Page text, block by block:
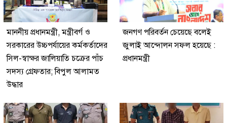
মাননীয় প্রধানমন্ত্রী, মন্ত্রীবর্গ ও
সরকারের উচ্চপর্যায়ের কর্মকর্তাদের
সিল-স্বাক্ষর জালিয়াতি চক্রের পাঁচ
সদস্য গ্রেফতার; বিপুল আলামত
উদ্ধার
জনগণ পরিবর্তন চেয়েছে বলেই
জুলাই আন্দোলন সফল হয়েছে :
প্রধানমন্ত্রী